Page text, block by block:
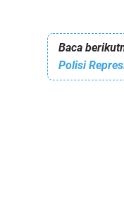
Baca
Polisi